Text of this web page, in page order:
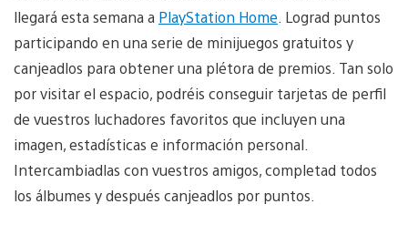
llegará esta semana a PlayStation Home . Lograd puntos
participando en una serie de minijuegos gratuitos y
canjeadlos para obtener una plétora de premios. Tan solo
por visitar el espacio, podréis conseguir tarjetas de perfil
de vuestros luchadores favoritos que incluyen una
imagen, estadísticas e información personal.
Intercambiadlas con vuestros amigos, completad todos
los álbumes y después canjeadlos por puntos.